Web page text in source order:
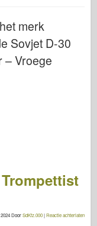
merk
Sovjet D-30
– Vroege
Trompettist
DoorSdKfz.000|Reactie achterlaten